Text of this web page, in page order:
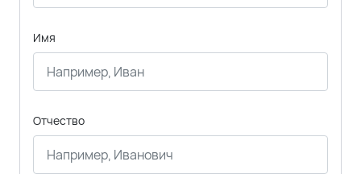
Имя
Отчество